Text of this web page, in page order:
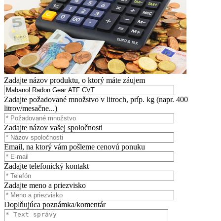
Zadajte názov produktu, o ktorý máte záujem
Zadajte požadované množstvo v litroch, príp. kg (napr. 400
litrov/mesačne...)
Zadajte názov vašej spoločnosti
Email, na ktorý vám pošleme cenovú ponuku
Zadajte telefonický kontakt
Zadajte meno a priezvisko
Doplňujúca poznámka/komentár